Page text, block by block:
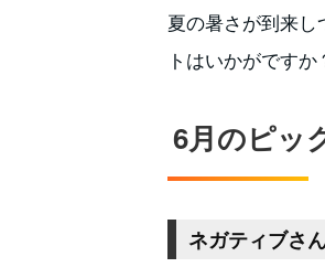
夏の暑さが到来
トはいかがですか
6月のピッ
ネガティブさ